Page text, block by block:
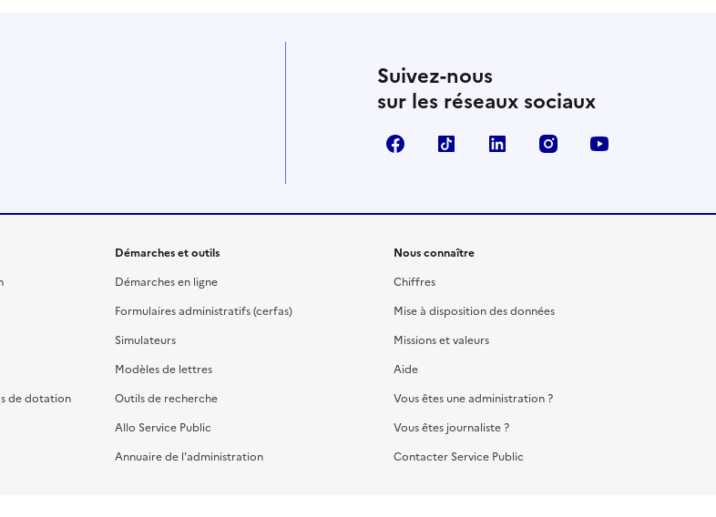
Suivez-nous
sur les réseaux sociaux
FacebookTikTok LinkedIn Instagram
de dotation
Démarches et outils
Démarches en ligne
Formulaires administratifs (cerfas)
Simulateurs
Modèles de lettres
Outils de recherche
Allo Service Public
Annuaire de l'administration
Nous connaître
Chiffres
Mise à disposition des données
Missions et valeurs
Aide
Vous êtes une administration ?
Vous êtes journaliste ?
Contacter Service Public